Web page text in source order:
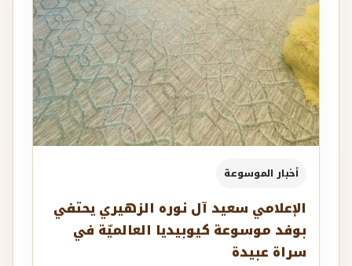
أخبار الموسوعة
الإعلامي سعيد آل نوره الزهيري يحتفي
بوفد موسوعة كيوبيديا العالميّة في
سراة عبيدة